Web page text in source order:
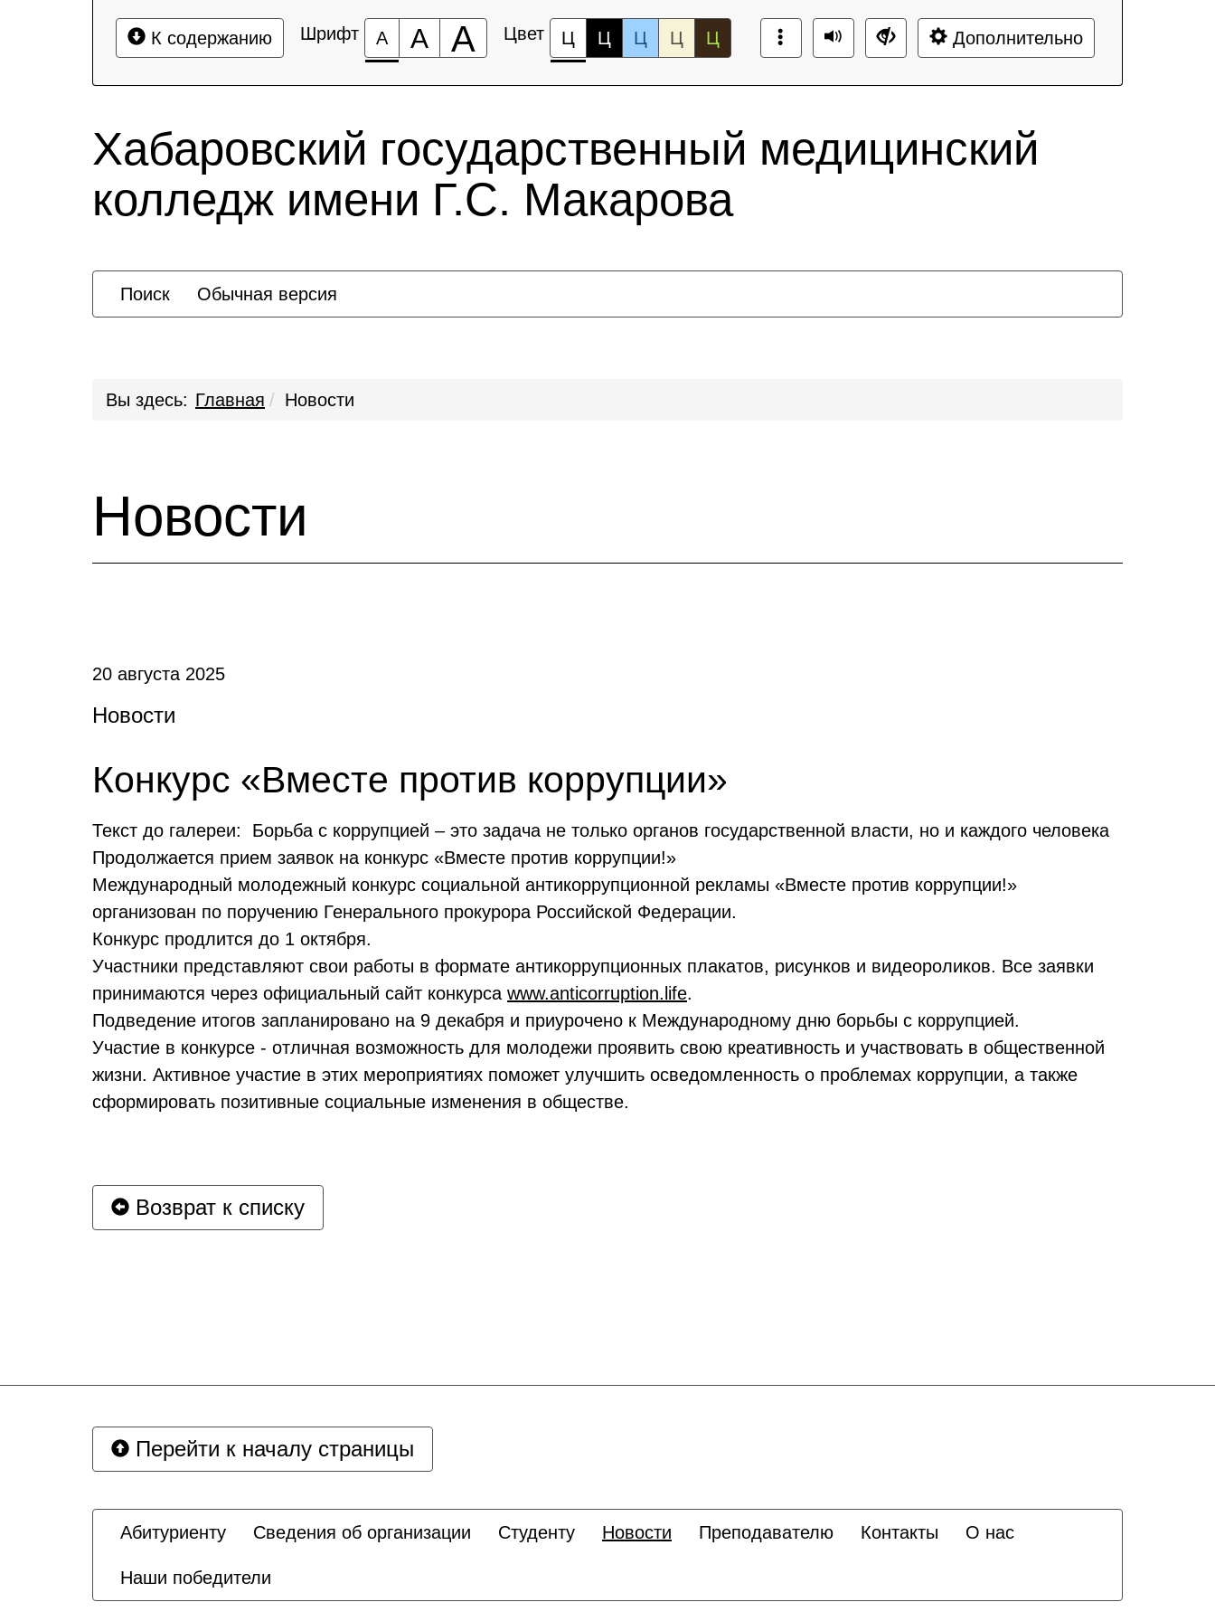
К содержанию Шрифт А А А Цвет Ц Ц Ц Ц Ц Дополнительно
Хабаровский государственный медицинский
колледж имени Г.С. Макарова
Поиск Обычная версия
Вы здесь: Главная Новости
Новости
20 августа 2025
Новости
Конкурс «Вместе против коррупции»
Текст до галереи: Борьба с коррупцией – это задача не только органов государственной власти, но и каждого человека
Продолжается прием заявок на конкурс «Вместе против коррупции!»
Международный молодежный конкурс социальной антикоррупционной рекламы «Вместе против коррупции!»
организован по поручению Генерального прокурора Российской Федерации.
Конкурс продлится до 1 октября.
Участники представляют свои работы в формате антикоррупционных плакатов, рисунков и видеороликов. Все заявки
принимаются через официальный сайт конкурса www.anticorruption.life.
️Подведение итогов запланировано на 9 декабря и приурочено к Международному дню борьбы с коррупцией.
Участие в конкурсе - отличная возможность для молодежи проявить свою креативность и участвовать в общественной
жизни. Активное участие в этих мероприятиях поможет улучшить осведомленность о проблемах коррупции, а также
сформировать позитивные социальные изменения в обществе.
Возврат к списку
Перейти к началу страницы
Абитуриенту Сведения об организации Студенту Новости Преподавателю Контакты О нас
Наши победители